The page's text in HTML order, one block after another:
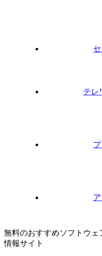
テレ
無料のおすすめソフトウェ
情報サイト